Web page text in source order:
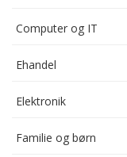
Computer og IT
Ehandel
Elektronik
Familie og børn